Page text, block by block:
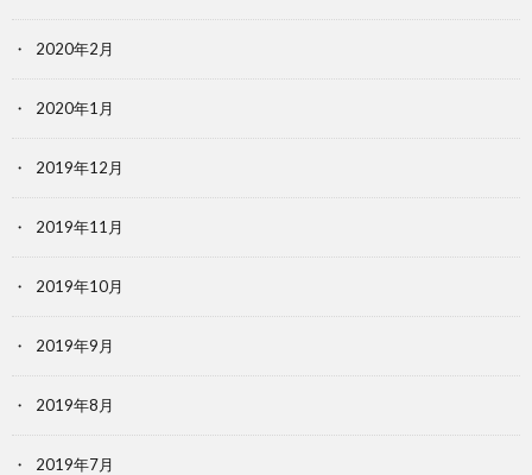
2020年2月
2020年1月
2019年12月
2019年11月
2019年10月
2019年9月
2019年8月
2019年7月